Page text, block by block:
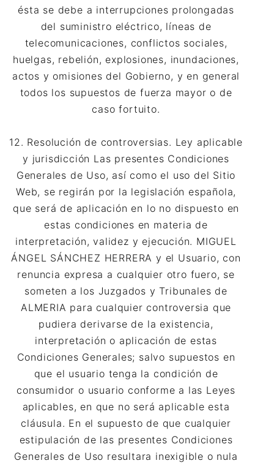
ésta se debe a interrupciones prolongadas
del suministro eléctrico, líneas de
telecomunicaciones, conflictos sociales,
huelgas, rebelión, explosiones, inundaciones,
actos y omisiones del Gobierno, y en general
todos los supuestos de fuerza mayor o de
caso fortuito.
12. Resolución de controversias. Ley aplicable
y jurisdicción Las presentes Condiciones
Generales de Uso, así como el uso del Sitio
Web, se regirán por la legislación española,
que será de aplicación en lo no dispuesto en
estas condiciones en materia de
interpretación, validez y ejecución. MIGUEL
ÁNGEL SÁNCHEZ HERRERA y el Usuario, con
renuncia expresa a cualquier otro fuero, se
someten a los Juzgados y Tribunales de
ALMERIA para cualquier controversia que
pudiera derivarse de la existencia,
interpretación o aplicación de estas
Condiciones Generales; salvo supuestos en
que el usuario tenga la condición de
consumidor o usuario conforme a las Leyes
aplicables, en que no será aplicable esta
cláusula. En el supuesto de que cualquier
estipulación de las presentes Condiciones
Generales de Uso resultara inexigible o nula